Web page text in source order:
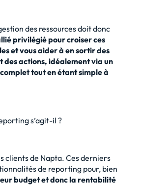
des ressources doit donc
privilégié pour croiser ces
et vous aider à en sortir des
des actions, idéalement via un
tout en étant simple à
s’agit-il ?
clients de Napta. Ces derniers
de reporting pour, bien
budget et donc la rentabilité